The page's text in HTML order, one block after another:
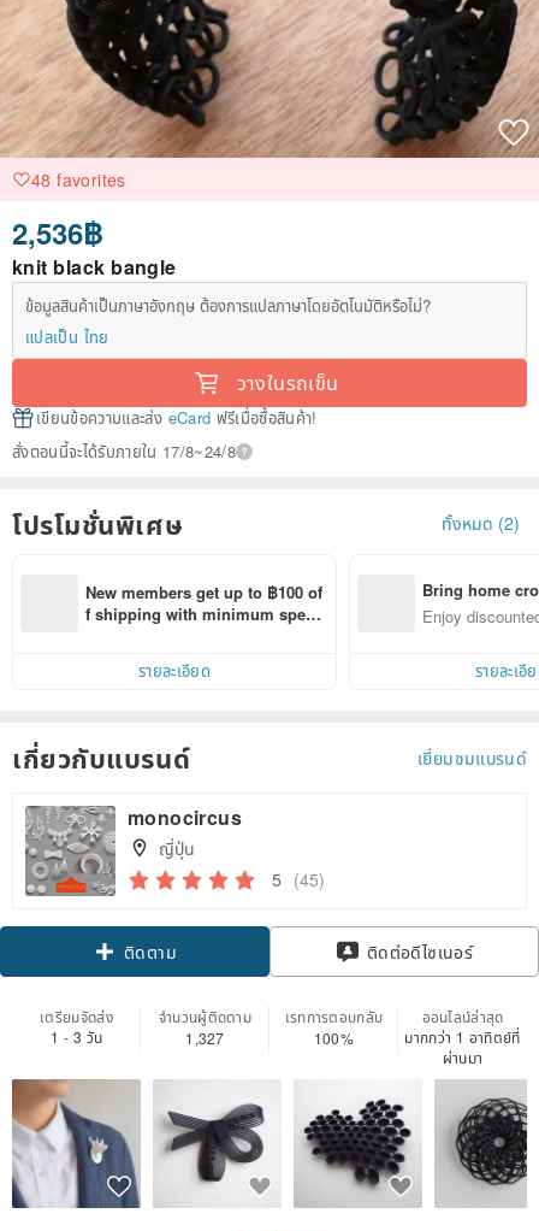
48 favorites
2,536฿
knit black bangle
ข้อมูลสินค้าเป็นภาษาอังกฤษ ต้องการแปลภาษาโดยอัตโนมัติหรือไม่?
แปลเป็น ไทย
วางในรถเข็น
เขียนข้อความและส่ง eCard ฟรีเมื่อซื้อสินค้า!
สั่งตอนนี้จะได้รับภายใน 17/8~24/8
โปรโมชั่นพิเศษ ทั้งหมด (2)
New members get up to ฿100 of
f shipping with minimum spen
รายละเอียด
Bring home
n with ease
Enjoy
รายละเอี
เกี่ยวกับแบรนด์ เยี่ยมชมแบรนด์
monocircus
ญี่ปุ่น
5 (45)
ติดตาม ติดต่อดีไซเนอร์
เตรียมจัดส่ง
1 - 3 วัน
จำนวนผู้ติดตาม
1,327
เรทการตอบกลับ
100%
ออนไลน์ล่าสุด
มากกว่า 1 อาทิตย์ที่
ผ่านมา